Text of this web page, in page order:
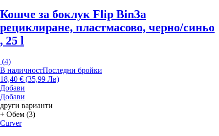
Кошче за боклук Flip BinЗа
рециклиране, пластмасово, черно/синьо
, 25 l
(4)
В наличностПоследни бройки
18,40 € (35,99 Лв)
Добави
Добави
други варианти
+ Обем (3)
Curver